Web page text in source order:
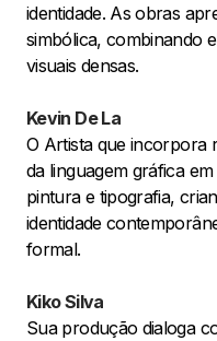
identidade. As obras
simbólica, combinando
visuais densas.
Kevin De La
O Artista que incorpora
da linguagem gráfica
pintura e tipografia,
identidade
formal.
Kiko Silva
Sua produção dialoga